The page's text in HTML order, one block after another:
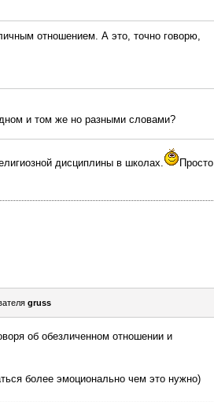
отношением. А это, точно говорю,
и том же но разными словами?
дисциплины в школах.
Просто
gruss
об обезличенном отношении и
более эмоционально чем это нужно)